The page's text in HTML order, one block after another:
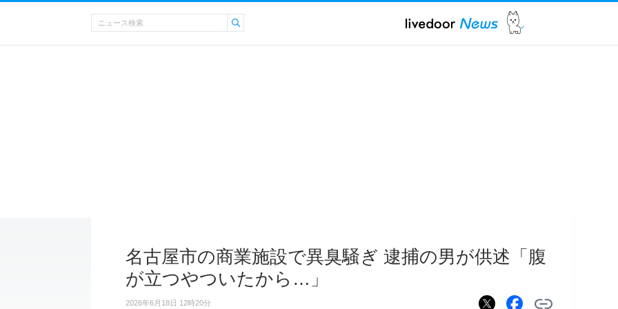
名古屋市の商業施設で異臭騒ぎ 逮捕の男が供述「腹
が立つやついたから…」
2026年6月18日 12時20分